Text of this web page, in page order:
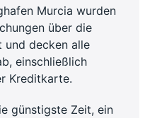
Murcia wurden
über die
und decken alle
einschließlich
Kreditkarte.
günstigste Zeit, ein